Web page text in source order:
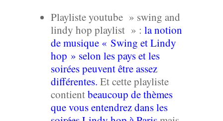
Playliste youtube » swing and
lindy hop playlist » : la notion
de musique « Swing et Lindy
hop » selon les pays et les
soirées peuvent être assez
différentes. Et cette playliste
contientbeaucoup de thèmes
que vous entendrez dans les